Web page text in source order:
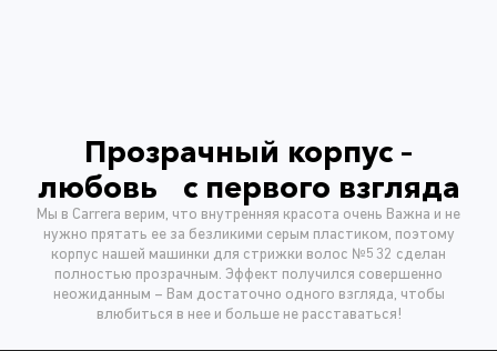
Прозрачный корпус –
любовь с первого взгляда
Мы в Carrera верим, что внутренняя красота очень Важна и не
нужно прятать ее за безликими серым пластиком, поэтому
корпус нашей машинки для стрижки волос №532 сделан
полностью прозрачным. Эффект получился совершенно
неожиданным – Вам достаточно одного взгляда, чтобы
влюбиться в нее и больше не расставаться!